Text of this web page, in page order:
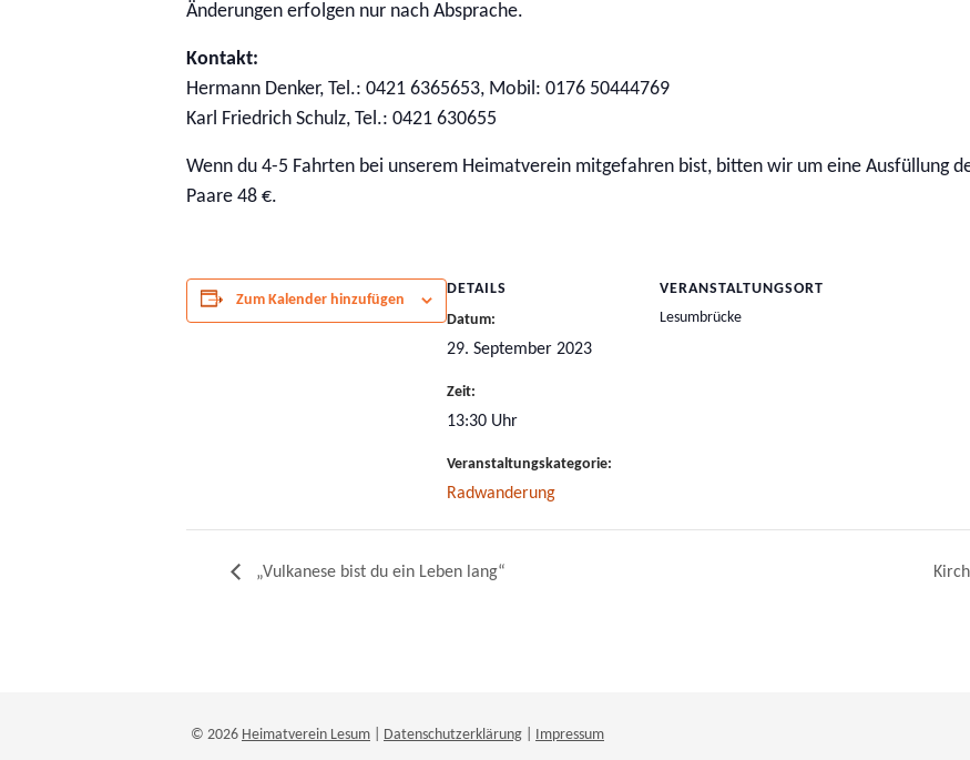
Änderungen erfolgen nur nach Absprache.
Kontakt:
Hermann Denker, Tel.: 0421 6365653, Mobil: 0176 50444769
Karl Friedrich Schulz, Tel.: 0421 630655
Wenn du 4-5 Fahrten bei unserem Heimatverein mitgefahren bist, bitten wir um eine Ausfüllung
Paare 48 €.
Zum Kalender hinzufügen
DETAILS
Datum:
29. September 2023
Zeit:
13:30 Uhr
Veranstaltungskategorie:
Radwanderung
VERANSTALTUNGSORT
Lesumbrücke
„Vulkanese bist du ein Leben lang“
© 2026 Heimatverein Lesum Datenschutzerklärung Impressum